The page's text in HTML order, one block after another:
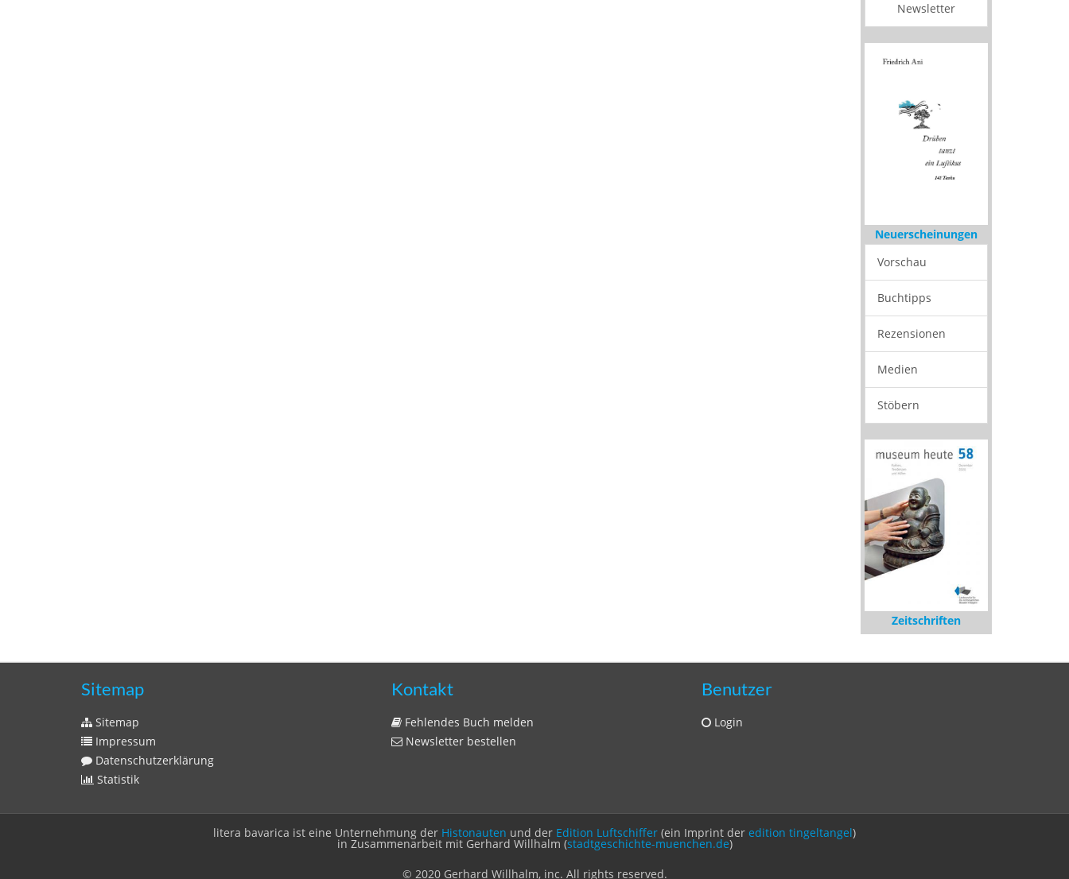
Newsletter
Neuerscheinungen
Vorschau
Buchtipps
Rezensionen
Medien
Stöbern
Zeitschriften
Sitemap
Sitemap
Impressum
Datenschutzerklärung
Statistik
Kontakt
Fehlendes Buch melden
Newsletter bestellen
Benutzer
Login
litera bavarica ist eine Unternehmung der Histonauten und der Edition Luftschiffer (ein Imprint der edition tingeltangel)
in Zusammenarbeit mit Gerhard Willhalm (stadtgeschichte-muenchen.de)
© 2020 Gerhard Willhalm, inc. All rights reserved.